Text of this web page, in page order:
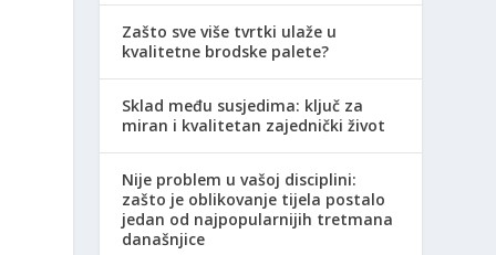
Zašto sve više tvrtki ulaže u
kvalitetne brodske palete?
Sklad među susjedima: ključ za
miran i kvalitetan zajednički život
Nije problem u vašoj disciplini:
zašto je oblikovanje tijela postalo
jedan od najpopularnijih tretmana
današnjice